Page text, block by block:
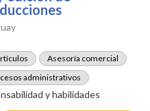
Asesoría comercial
administrativos
y habilidades